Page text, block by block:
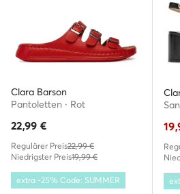
Clara Barson
Pantoletten · Rot
22,99 €
Regulärer Preis22,99 €
Niedrigster Preis19,99 €
extra -25% Code: SUMMER